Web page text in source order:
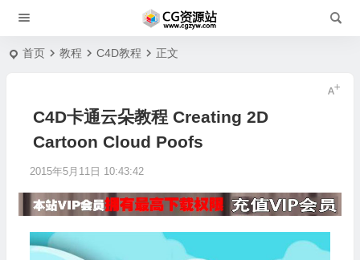
首页 教程 C4D教程 正文
C4D卡通云朵教程 Creating 2D
Cartoon Cloud Poofs
2015年5月11日 10:43:42